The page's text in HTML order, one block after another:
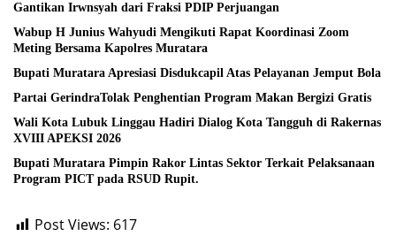
Gantikan Irwnsyah dari Fraksi PDIP Perjuangan
Wabup H Junius Wahyudi Mengikuti Rapat Koordinasi Zoom
Meting Bersama Kapolres Muratara
Bupati Muratara Apresiasi Disdukcapil Atas Pelayanan Jemput Bola
Partai GerindraTolak Penghentian Program Makan Bergizi Gratis
Wali Kota Lubuk Linggau Hadiri Dialog Kota Tangguh di Rakernas
XVIII APEKSI 2026
Bupati Muratara Pimpin Rakor Lintas Sektor Terkait Pelaksanaan
Program PICT pada RSUD Rupit.
Post Views: 617